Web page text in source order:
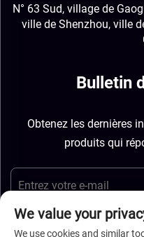
N° 63 Sud, village de
ville de Shenzhou, ville
Bulletin
Obtenez les dernières
produits qui
We value your
We use cookies and similar